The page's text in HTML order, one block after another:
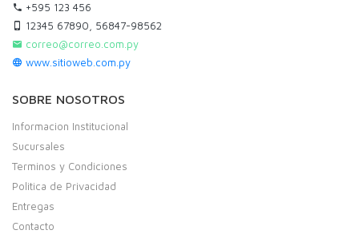
+595 123 456
12345 67890, 56847-98562
correo@correo.com.py
www.sitioweb.com.py
SOBRE NOSOTROS
Informacion Institucional
Sucursales
Terminos y Condiciones
Politica de Privacidad
Entregas
Contacto